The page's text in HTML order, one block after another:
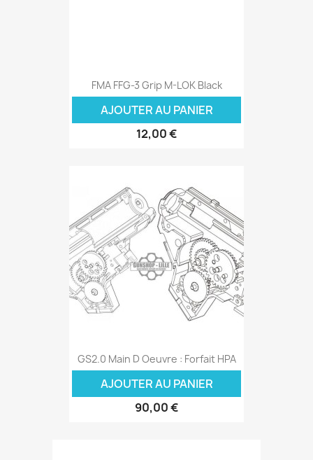
FMA FFG-3 Grip M-LOK Black
AJOUTER AU PANIER
12,00 €
GS2.0 Main D Oeuvre : Forfait HPA
AJOUTER AU PANIER
90,00 €